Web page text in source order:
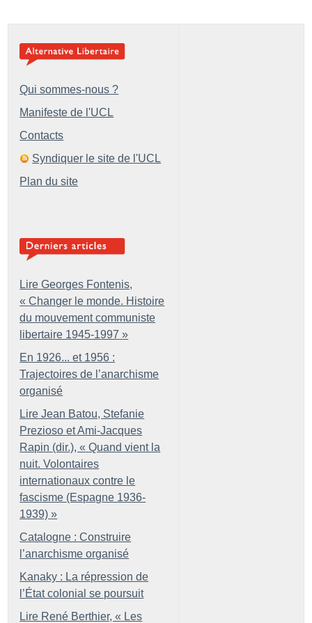
Qui sommes-nous ?
Manifeste de l'UCL
Contacts
Syndiquer le site de l'UCL
Plan du site
Lire Georges Fontenis,
« Changer le monde. Histoire
du mouvement communiste
libertaire 1945-1997 »
En 1926... et 1956 :
Trajectoires de l’anarchisme
organisé
Lire Jean Batou, Stefanie
Prezioso et Ami-Jacques
Rapin (dir.), « Quand vient la
nuit. Volontaires
internationaux contre le
fascisme (Espagne 1936-
1939) »
Catalogne : Construire
l’anarchisme organisé
Kanaky : La répression de
l’État colonial se poursuit
Lire René Berthier, « Les